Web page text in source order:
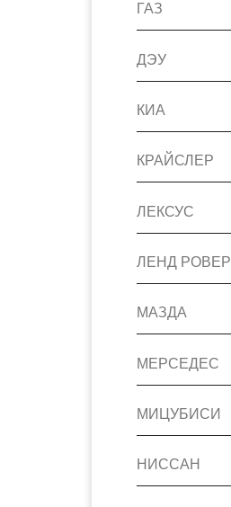
ГАЗ
ДЭУ
КИА
КРАЙСЛЕР
ЛЕКСУС
ЛЕНД РОВЕР
МАЗДА
МЕРСЕДЕС
МИЦУБИСИ
НИССАН